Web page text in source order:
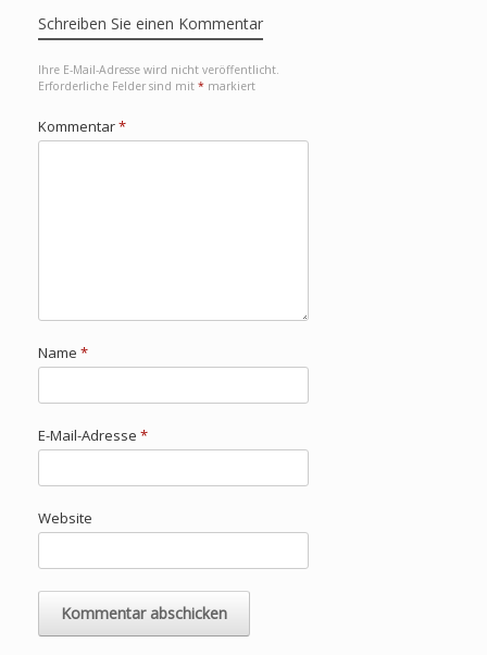
Schreiben Sie einen Kommentar
Ihre E-Mail-Adresse wird nicht veröffentlicht.
Erforderliche Felder sind mit * markiert
Kommentar*
Name *
E-Mail-Adresse *
Website